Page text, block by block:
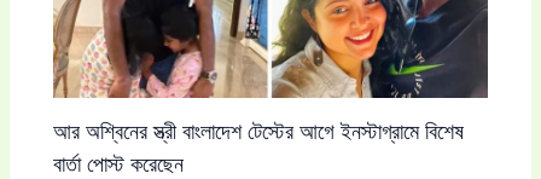
আর অশ্বিনের স্ত্রী বাংলাদেশ টেস্টের আগে ইনস্টাগ্রামে বিশেষ
বার্তা পোস্ট করেছেন